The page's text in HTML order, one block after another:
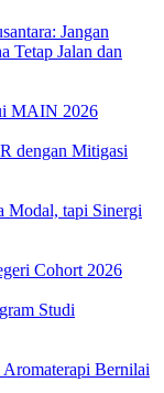
Jangan
Tetap Jalan dan
MAIN 2026
dengan Mitigasi
Modal, tapi Sinergi
Cohort 2026
Bernilai